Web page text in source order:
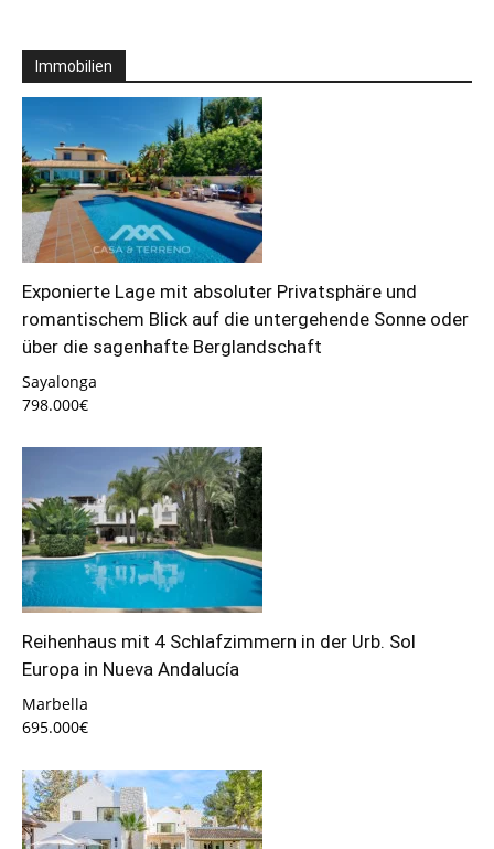
Immobilien
Exponierte Lage mit absoluter Privatsphäre und
romantischem Blick auf die untergehende Sonne oder
über die sagenhafte Berglandschaft
Sayalonga
798.000€
Reihenhaus mit 4 Schlafzimmern in der Urb. Sol
Europa in Nueva Andalucía
Marbella
695.000€